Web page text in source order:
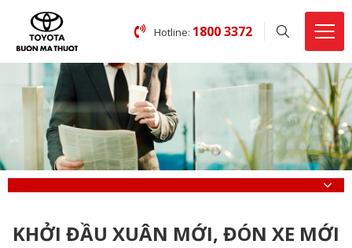
Hotline: 1800 3372
KHỞI ĐẦU XUÂN MỚI, ĐÓN XE MỚI